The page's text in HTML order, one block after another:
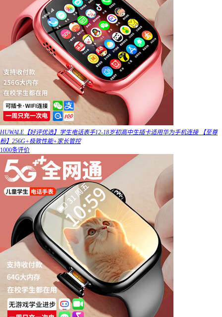
HUWALE【好评优选】学生电话表手12-18岁初高中生插卡适用华为手机连接 【至尊
粉】256G+极致性能+家长管控
1000条评价